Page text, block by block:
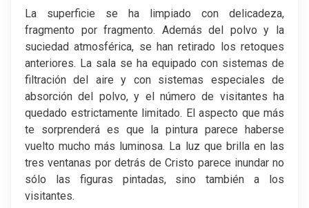
La superficie se ha limpiado con delicadeza,
fragmento por fragmento. Además del polvo y la
suciedad atmosférica, se han retirado los retoques
anteriores. La sala se ha equipado con sistemas de
filtración del aire y con sistemas especiales de
absorción del polvo, y el número de visitantes ha
quedado estrictamente limitado. El aspecto que más
te sorprenderá es que la pintura parece haberse
vuelto mucho más luminosa. La luz que brilla en las
tres ventanas por detrás de Cristo parece inundar no
sólo las figuras pintadas, sino también a los
visitantes.